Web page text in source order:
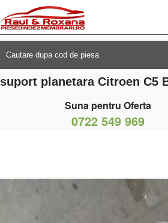
suport planetara Citroen C5
Suna pentru Oferta
0722 549 969